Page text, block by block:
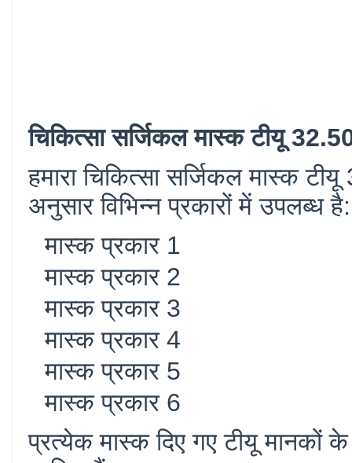
चिकित्सा सर्जिकल मास्क टीयू
हमारा चिकित्सा सर्जिकल मास्क
अनुसार विभिन्न प्रकारों में उपलब्ध है:
मास्क प्रकार 1
मास्क प्रकार 2
मास्क प्रकार 3
मास्क प्रकार 4
मास्क प्रकार 5
मास्क प्रकार 6
प्रत्येक मास्क दिए गए टीयू मानकों